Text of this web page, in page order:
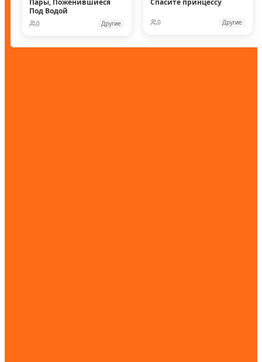
Под Водой
0 Другие 0 Другие